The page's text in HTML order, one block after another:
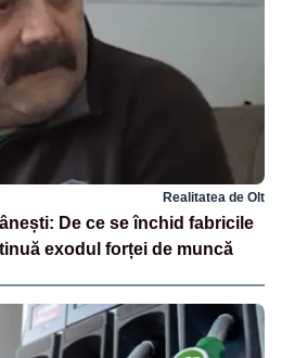
Realitatea de Olt
De ce se închid fabricile
exodul forței de muncă